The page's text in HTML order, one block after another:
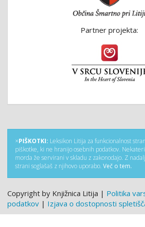
Partner projekta:
×PIŠKOTKI: Leksikon Litija za funkcionalnost
piškotke, ki ne hranijo osebnih podatkov.
morda že servirani v skladu z zakonodajo. Z
strani soglašaš z njihovo uporabo. Več o tem.
Copyright by Knjižnica Litija | Politika
podatkov | Izjava o dostopnosti